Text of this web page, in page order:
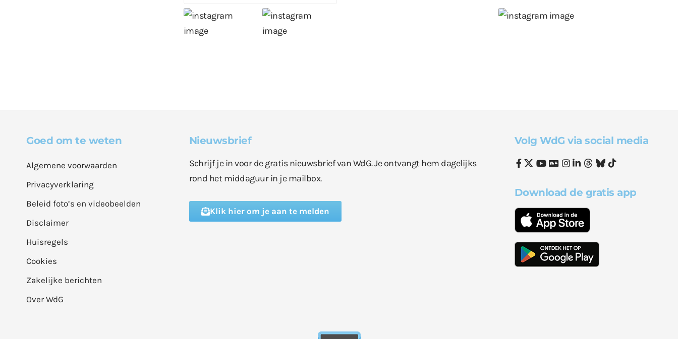
Goed om te weten
Algemene voorwaarden
Privacyverklaring
Beleid foto’s en videobeelden
Disclaimer
Huisregels
Cookies
Zakelijke berichten
Over WdG
Nieuwsbrief
Schrijf je in voor de gratis nieuwsbrief van WdG. Je ontvangt hem dagelijks
rond het middaguur in je mailbox.
Klik hier om je aan te melden
Volg WdG via social media
Download de gratis app